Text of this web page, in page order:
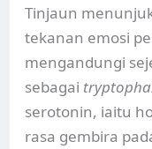
Tinjaun
tekanan emosi
mengandungi
sebagai
serotonin, iaitu
rasa gembira